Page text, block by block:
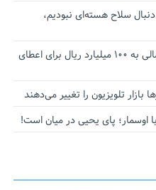
سلاح هسته‌ای نبودیم،
آستانه الزام به دریافت صورت های مالی به ۱۰۰ میلیارد ریال برای اعطای
بازار تلویزیون را تغییر می‌دهند
اوسمار؛ پای یحیی در میان است!